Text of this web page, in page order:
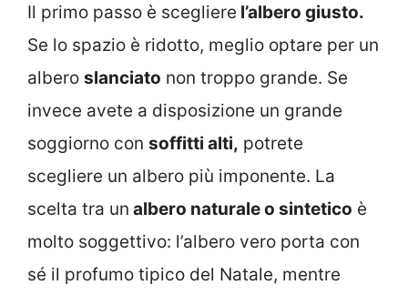
Il primo passo è scegliere l’albero giusto.
Se lo spazio è ridotto, meglio optare per un
albero slanciato non troppo grande. Se
invece avete a disposizione un grande
soggiorno con soffitti alti, potrete
scegliere un albero più imponente. La
scelta tra un albero naturale o sintetico è
molto soggettivo: l’albero vero porta con
sé il profumo tipico del Natale, mentre